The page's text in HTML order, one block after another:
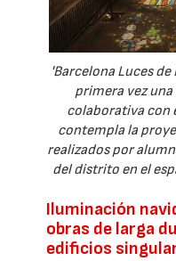
'Barcelona Luces
primera vez
colaborativa con
contempla la
realizados por
del distrito en el
Iluminación
obras de larga
edificios